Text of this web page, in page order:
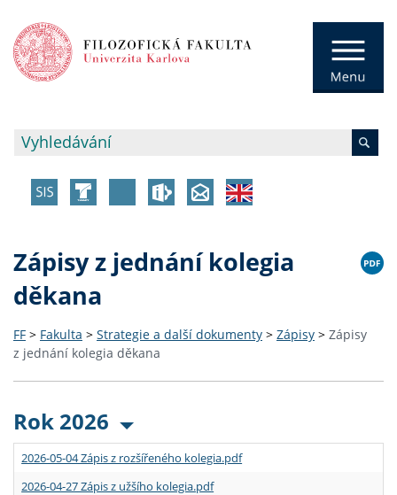
Zápisy z jednání kolegia
děkana
FF > Fakulta > Strategie a další dokumenty > Zápisy > Zápisy
z jednání kolegia děkana
Rok 2026
2026-05-04 Zápis z rozšířeného kolegia.pdf
2026-04-27 Zápis z užšího kolegia.pdf